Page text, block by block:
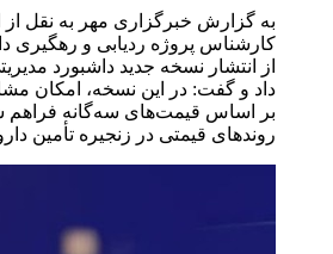
به گزارش خبرگزاری مهر به نقل از
کارشناس پروژه ردیابی و رهگیری
از انتشار نسخه جدید داشبورد
داد و گفت: در این نسخه، امکان
بر اساس قیمت‌های سه‌گانه فراهم
روندهای قیمتی در زنجیره تأمین